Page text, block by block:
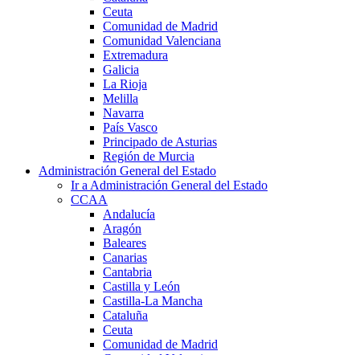
Ceuta
Comunidad de Madrid
Comunidad Valenciana
Extremadura
Galicia
La Rioja
Melilla
Navarra
País Vasco
Principado de Asturias
Región de Murcia
Administración General del Estado
Ir a Administración General del Estado
CCAA
Andalucía
Aragón
Baleares
Canarias
Cantabria
Castilla y León
Castilla-La Mancha
Cataluña
Ceuta
Comunidad de Madrid